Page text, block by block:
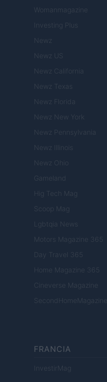
Womanmagazine
Investing Plus
Newz
Newz US
Newz California
Newz Texas
Newz Florida
Newz New York
Newz Pennsylvania
Newz Illinois
Newz Ohio
Gameland
Hig Tech Mag
Scoop Mag
Lgbtqia News
Motors Magazine 365
Day Travel 365
Home Magazine 365
Cineverse Magazine
SecondHomeMagazine
FRANCIA
InvestirMag